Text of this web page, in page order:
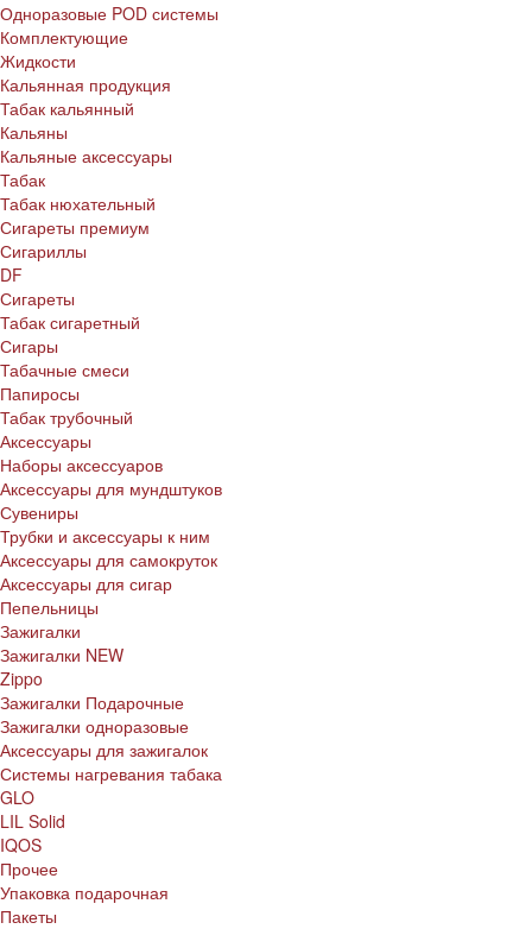
Одноразовые POD системы
Комплектующие
Жидкости
Кальянная продукция
Табак кальянный
Кальяны
Кальяные аксессуары
Табак
Табак нюхательный
Сигареты премиум
Сигариллы
DF
Сигареты
Табак сигаретный
Сигары
Табачные смеси
Папиросы
Табак трубочный
Аксессуары
Наборы аксессуаров
Аксессуары для мундштуков
Сувениры
Трубки и аксессуары к ним
Аксессуары для самокруток
Аксессуары для сигар
Пепельницы
Зажигалки
Зажигалки NEW
Zippo
Зажигалки Подарочные
Зажигалки одноразовые
Аксессуары для зажигалок
Системы нагревания табака
GLO
LIL Solid
IQOS
Прочее
Упаковка подарочная
Пакеты